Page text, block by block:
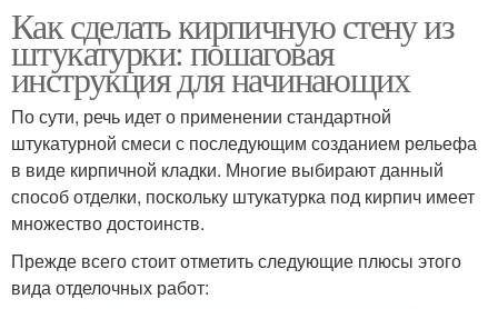
Как сделать кирпичную стену из
штукатурки: пошаговая
инструкция для начинающих
По сути, речь идет о применении стандартной
штукатурной смеси с последующим созданием рельефа
в виде кирпичной кладки. Многие выбирают данный
способ отделки, поскольку штукатурка под кирпич имеет
множество достоинств.
Прежде всего стоит отметить следующие плюсы этого
вида отделочных работ: